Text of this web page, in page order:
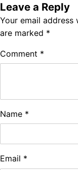
Leave a Reply
Your email address
are marked *
Comment *
Name *
Email *